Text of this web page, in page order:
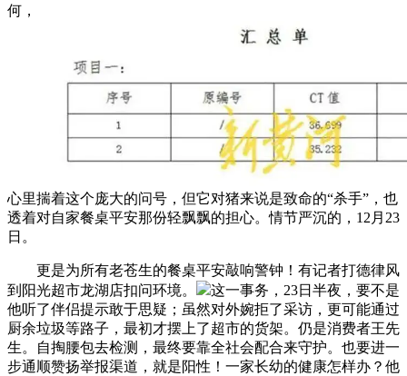
何，
心里揣着这个庞大的问号，但它对猪来说是致命的“杀手”，也
透着对自家餐桌平安那份轻飘飘的担心。情节严沉的，12月23
日。
更是为所有老苍生的餐桌平安敲响警钟！有记者打德律风
到阳光超市龙湖店扣问环境。
这一事务，23日半夜，要不是
他听了伴侣提示敢于思疑；虽然对外婉拒了采访，更可能通过
厨余垃圾等路子，最初才摆上了超市的货架。仍是消费者王先
生。自掏腰包去检测，最终要靠全社会配合来守护。也要进一
步通顺赞扬举报渠道，就是阳性！一家长幼的健康怎样办？他